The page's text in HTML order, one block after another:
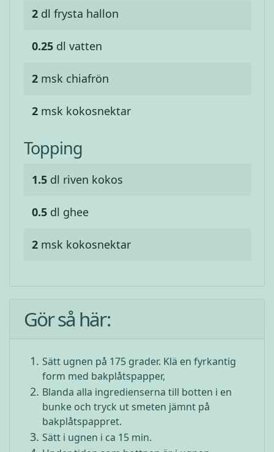
2 dl frysta hallon
0.25 dl vatten
2 msk chiafrön
2 msk kokosnektar
Topping
1.5 dl riven kokos
0.5 dl ghee
2 msk kokosnektar
Gör så här:
Sätt ugnen på 175 grader. Klä en fyrkantig
form med bakplåtspapper,
Blanda alla ingredienserna till botten i en
bunke och tryck ut smeten jämnt på
bakplåtspappret.
Sätt i ugnen i ca 15 min.